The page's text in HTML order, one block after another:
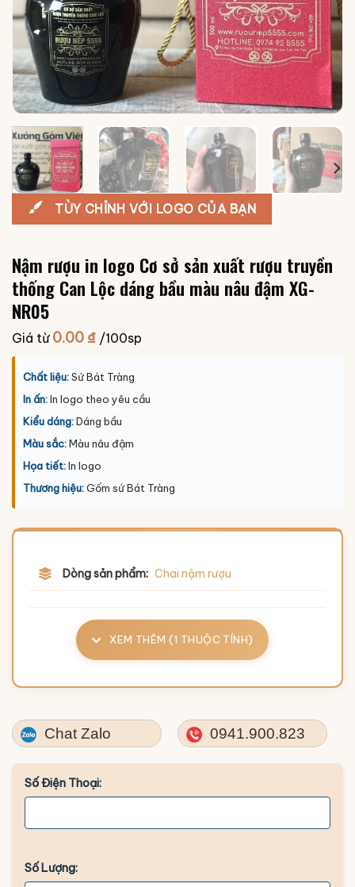
TÙY CHỈNH VỚI LOGO CỦA BẠN
Nậm rượu in logo Cơ sở sản xuất rượu truyền
thống Can Lộc dáng bầu màu nâu đậm XG-
NR05
Giá từ 0.00₫ /100sp
Chất liệu:Sứ Bát Tràng
In ấn:In logo theo yêu cầu
Kiểu dáng:Dáng bầu
Màu sắc:Màu nâu đậm
Họa tiết:In logo
Thương hiệu:Gốm sứ Bát Tràng
Dòng sản phẩm: Chai nậm rượu
XEM THÊM (1 THUỘC TÍNH)
Chat Zalo 0941.900.823
Số Điện Thoại:
Số Lượng: